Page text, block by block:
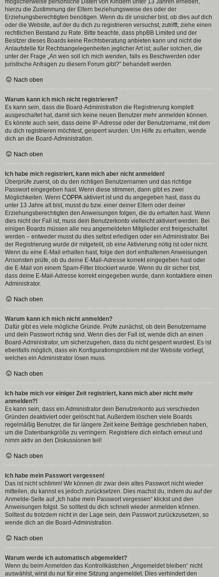
möglicherweise persönliche Daten von Kindern unter 13 Jahren erheben,
hierzu die Zustimmung der Eltern beziehungsweise des oder der
Erziehungsberechtigten benötigen. Wenn du dir unsicher bist, ob dies auf dich
oder die Website, auf der du dich zu registrieren versuchst, zutrifft, ziehe einen
rechtlichen Beistand zu Rate. Bitte beachte, dass phpBB Limited und der
Besitzer dieses Boards keine Rechtsberatung anbieten kann und nicht die
Anlaufstelle für Rechtsangelegenheiten jeglicher Art ist; außer solchen, die
unter der Frage „An wen soll ich mich wenden, falls es Beschwerden oder
juristische Anfragen zu diesem Forum gibt?“ behandelt werden.
Nach oben
Warum kann ich mich nicht registrieren?
Es kann sein, dass die Board-Administration die Registrierung komplett
ausgeschaltet hat, damit sich keine neuen Benutzer mehr anmelden können.
Es könnte auch sein, dass deine IP-Adresse oder der Benutzername, mit dem
du dich registrieren möchtest, gesperrt wurden. Um Hilfe zu erhalten, wende
dich an die Board-Administration.
Nach oben
Ich habe mich registriert, kann mich aber nicht anmelden!
Überprüfe zuerst, ob du den richtigen Benutzernamen und das richtige
Passwort eingegeben hast. Wenn diese stimmen, dann gibt es zwei
Möglichkeiten. Wenn COPPA aktiviert ist und du angegeben hast, dass du
unter 13 Jahre alt bist, musst du bzw. einer deiner Eltern oder deiner
Erziehungsberechtigten den Anweisungen folgen, die du erhalten hast. Wenn
dies nicht der Fall ist, muss dein Benutzerkonto vielleicht aktiviert werden. Bei
einigen Boards müssen alle neu angemeldeten Mitglieder erst freigeschaltet
werden – entweder musst du dies selbst erledigen oder ein Administrator. Bei
der Registrierung wurde dir mitgeteilt, ob eine Aktivierung nötig ist oder nicht.
Wenn du eine E-Mail erhalten hast, folge den dort enthaltenen Anweisungen.
Ansonsten prüfe, ob du deine E-Mail-Adresse korrekt eingegeben hast oder
die E-Mail von einem Spam-Filter blockiert wurde. Wenn du dir sicher bist,
dass deine E-Mail-Adresse korrekt eingegeben wurde, dann kontaktiere einen
Administrator.
Nach oben
Warum kann ich mich nicht anmelden?
Dafür gibt es viele mögliche Gründe. Prüfe zunächst, ob dein Benutzername
und dein Passwort richtig sind. Wenn dies der Fall ist, wende dich an einen
Board-Administrator, um sicherzugehen, dass du nicht gesperrt wurdest. Es ist
ebenfalls möglich, dass ein Konfigurationsproblem mit der Website vorliegt,
welches ein Administrator lösen muss.
Nach oben
Ich habe mich vor einiger Zeit registriert, kann mich aber nicht mehr
anmelden?!
Es kann sein, dass ein Administrator dein Benutzerkonto aus verschieden
Gründen deaktiviert oder gelöscht hat. Außerdem löschen viele Boards
regelmäßig Benutzer, die für längere Zeit keine Beiträge geschrieben haben,
um die Datenbankgröße zu verringern. Registriere dich einfach erneut und
nimm aktiv an den Diskussionen teil!
Nach oben
Ich habe mein Passwort vergessen!
Das ist nicht schlimm! Wir können dir zwar dein altes Passwort nicht wieder
mitteilen, du kannst es jedoch zurücksetzen. Dies machst du, indem du auf der
Anmelde-Seite auf „Ich habe mein Passwort vergessen“ klickst und den
Anweisungen folgst. So solltest du dich schnell wieder anmelden können.
Solltest du trotzdem nicht in der Lage sein, dein Passwort zurückzusetzen, so
wende dich an die Board-Administration.
Nach oben
Warum werde ich automatisch abgemeldet?
Wenn du beim Anmelden das Kontrollkästchen „Angemeldet bleiben“ nicht
auswählst, wirst du nur für eine Sitzung angemeldet. Dies verhindert den